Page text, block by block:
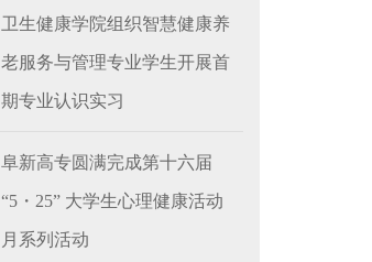
卫生健康学院组织智慧健康养
老服务与管理专业学生开展首
期专业认识实习
阜新高专圆满完成第十六届
“5・25” 大学生心理健康活动
月系列活动